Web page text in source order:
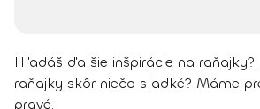
Hľadáš ďalšie inšpirácie na
raňajky skôr niečo sladké? Máme
pravé.